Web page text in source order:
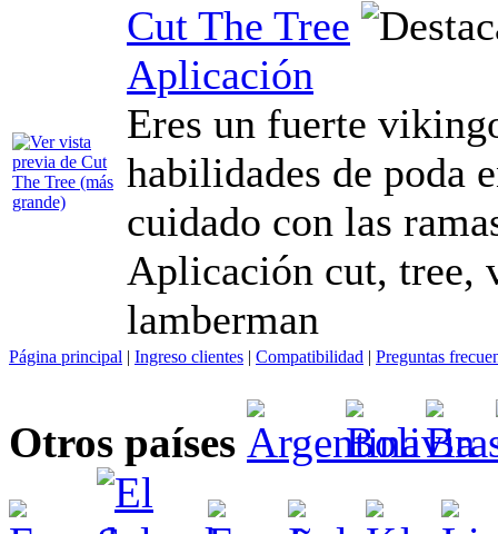
Cut The Tree
Aplicación
Eres un fuerte
habilidades de poda
cuidado con las
Aplicación cut, tree,
lamberman
Página principal | Ingreso clientes | Compatibilidad | Preguntas
Otros países